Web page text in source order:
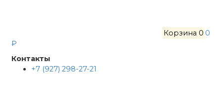
Корзина 0 0
₽
Контакты
+7 (927) 298-27-21